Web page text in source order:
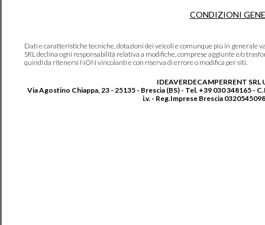
CONDIZIONI
Dati e caratteristiche tecniche, dotazioni dei veicoli e comunque più in generale
SRL declina ogni responsabilità relativa a modifiche, comprese aggiunte e/o
quindi da ritenersi NON vincolanti e con riserva di errore o modifica per siti.
IDEAVERDECAMPERRENT SRL
Via Agostino Chiappa, 23 - 25135 - Brescia (BS) - Tel. +39 030 348165 -
i.v. - Reg.Imprese Brescia